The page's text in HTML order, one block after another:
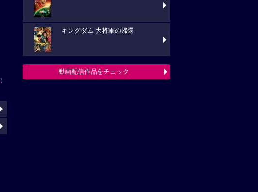
）
キングダム 大将軍の帰還
動画配信作品をチェック